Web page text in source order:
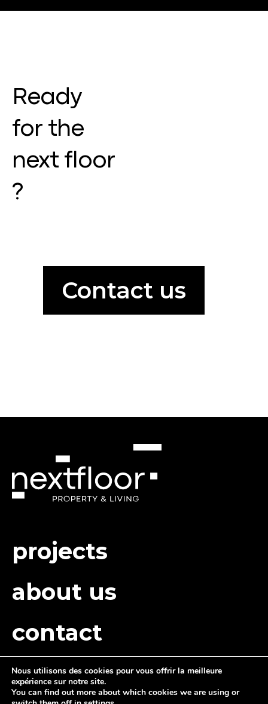
Ready
for the
next floor
?
Contact us
projects
about us
contact
Nous utilisons des cookies pour vous offrir la meilleure
expérience sur notre site.
You can find out more about which cookies we are using or